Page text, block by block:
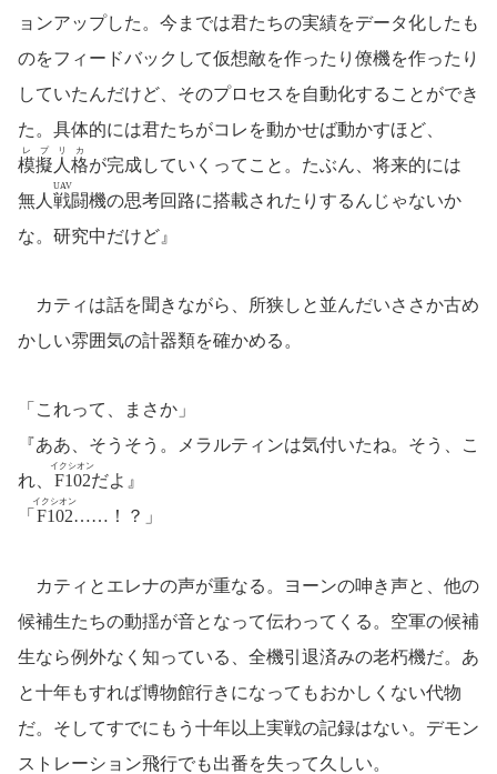
ョンアップした。今までは君たちの実績をデータ化したも
のをフィードバックして仮想敵を作ったり僚機を作ったり
していたんだけど、そのプロセスを自動化することができ
た。具体的には君たちがコレを動かせば動かすほど、
模擬人格
レプリカ
が完成していくってこと。たぶん、将来的には
無人戦闘機
UAV
の思考回路に搭載されたりするんじゃないか
な。研究中だけど』
カティは話を聞きながら、所狭しと並んだいささか古め
かしい雰囲気の計器類を確かめる。
「これって、まさか」
『ああ、そうそう。メラルティンは気付いたね。そう、こ
れ、 F102
イクシオン
だよ』
「 F102
イクシオン
……！？」
カティとエレナの声が重なる。ヨーンの呻き声と、他の
候補生たちの動揺が音となって伝わってくる。空軍の候補
生なら例外なく知っている、全機引退済みの老朽機だ。あ
と十年もすれば博物館行きになってもおかしくない代物
だ。そしてすでにもう十年以上実戦の記録はない。デモン
ストレーション飛行でも出番を失って久しい。